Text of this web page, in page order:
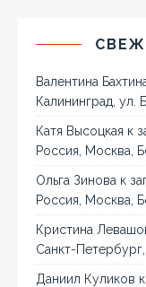
Валентина
Калининград, ул.
Катя Высоцкая к
Россия, Москва,
Ольга Зинова к
Россия, Москва,
Кристина
Санкт-
Даниил Куликов